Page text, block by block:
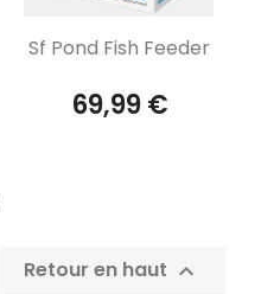
Aperçu rapide
Sf Pond Fish Feeder
69,99 €
Retour en haut 